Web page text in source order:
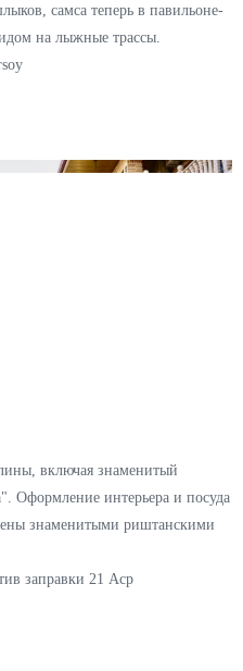
самса теперь в павильоне-
на лыжные трассы.
включая знаменитый
Оформление интерьера и посуда
знаменитыми риштанскими
заправки 21 Аср